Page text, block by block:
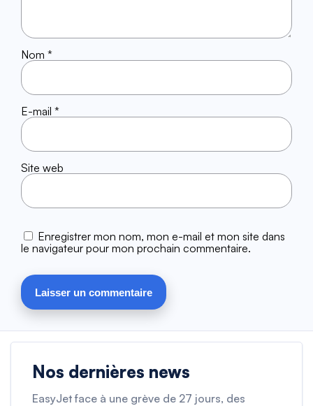
Nom *
E-mail *
Site web
Enregistrer mon nom, mon e-mail et mon site dans
le navigateur pour mon prochain commentaire.
Nos dernières news
EasyJet face à une grève de 27 jours, des